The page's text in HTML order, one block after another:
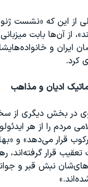
از این که «نشست
از آن‌ها بابت
ایران و
کرد.
ادیان و مذاهب
در بخش دیگری از
مردم را از هر
قرار می​‌دهد» و
قرار گرفته‌اند،
نبش قبر و